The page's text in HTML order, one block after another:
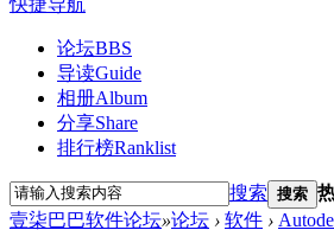
论坛BBS
导读Guide
相册Album
分享Share
排行榜Ranklist
搜索 搜索
壹柒巴巴软件论坛»论坛 › 软件 ›